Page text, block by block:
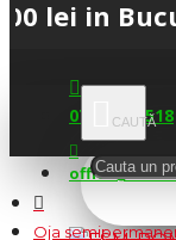
0745.677.518
office@fsm-
Oja